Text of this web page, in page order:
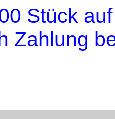
Stück
Zahlung